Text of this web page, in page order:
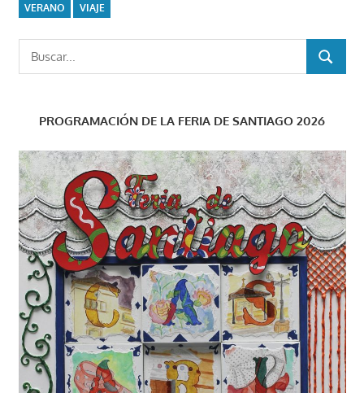
VERANO
VIAJE
Buscar:
BUSCAR
PROGRAMACIÓN DE LA FERIA DE SANTIAGO 2026